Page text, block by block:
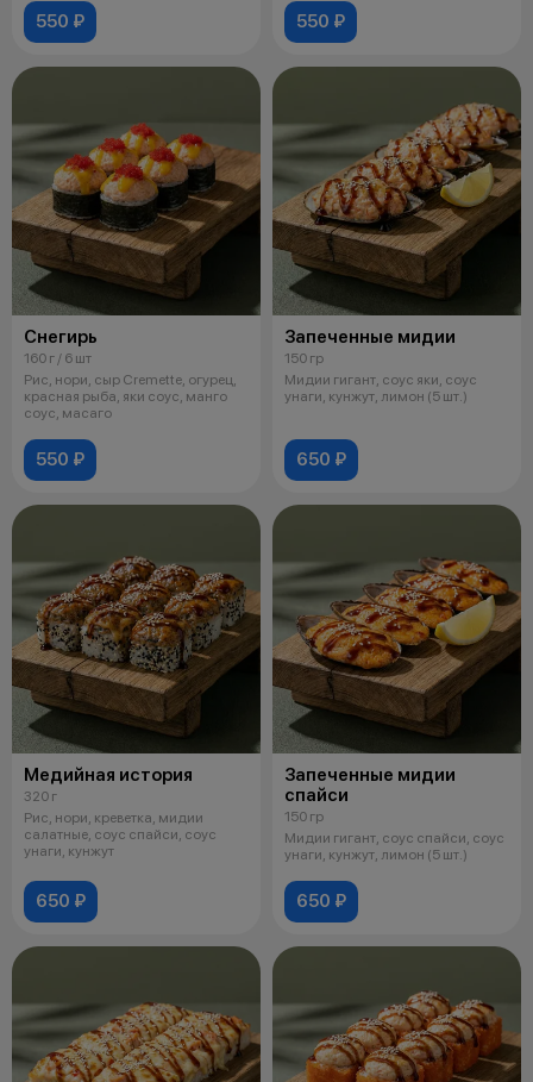
550 ₽ 550 ₽
Снегирь
160 г / 6 шт
Рис, нори, сыр Cremette, огурец,
красная рыба, яки соус, манго
соус, масаго
550 ₽
Запеченные мидии
150 гр
Мидии гигант, соус яки, соус
унаги, кунжут, лимон (5 шт.)
650 ₽
Медийная история
320 г
Рис, нори, креветка, мидии
салатные, соус спайси, соус
унаги, кунжут
650 ₽
Запеченные мидии
спайси
150 гр
Мидии гигант, соус спайси, соус
унаги, кунжут, лимон (5 шт.)
650 ₽